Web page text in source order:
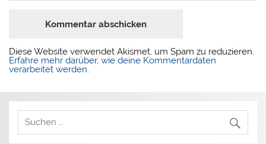
Diese Website verwendet Akismet, um Spam zu reduzieren.
Erfahre mehr darüber, wie deine Kommentardaten
verarbeitet werden.